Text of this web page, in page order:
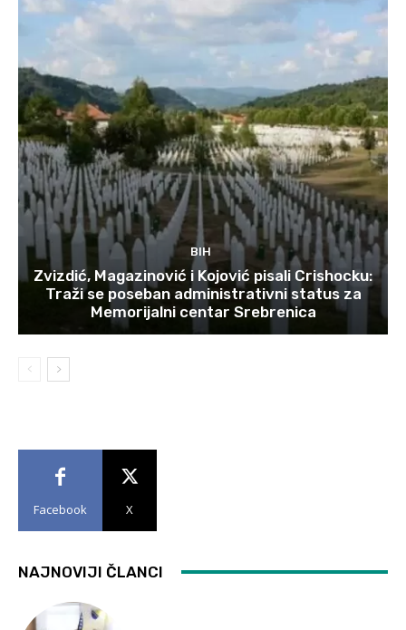
BIH
Zvizdić, Magazinović i Kojović pisali Crishocku:
Traži se poseban administrativni status za
Memorijalni centar Srebrenica
Facebook X
NAJNOVIJI ČLANCI